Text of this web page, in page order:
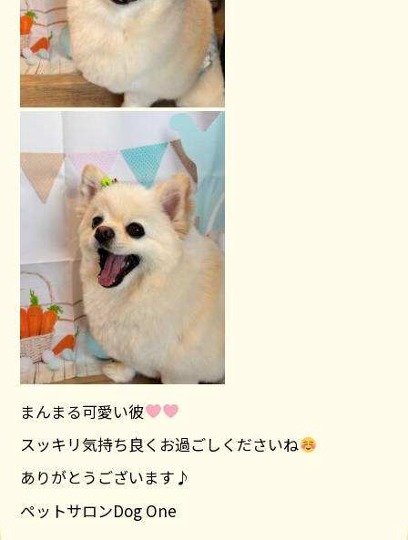
まんまる可愛い彼
スッキリ気持ち良くお過ごしくださいね
ありがとうございます♪
ペットサロンDog One